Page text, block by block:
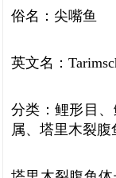
俗名：尖嘴鱼
英文名：
分类：鲤形目
属、塔里木裂腹